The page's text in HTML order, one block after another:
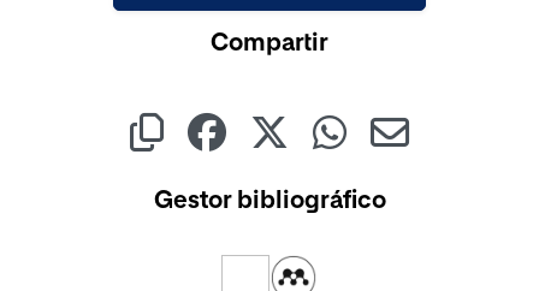
Compartir
Gestor bibliográfico